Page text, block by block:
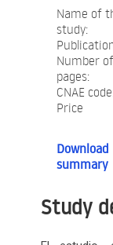
Name of
study:
Number of
pages:
CNAE
Price
Download
summary
Study